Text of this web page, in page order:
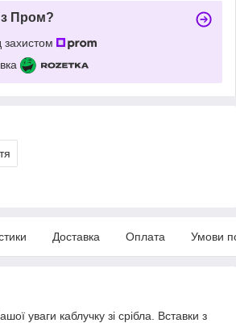
з Пром?
захистом
Доставка Оплата Умови
уваги каблучку зі срібла. Вставки з